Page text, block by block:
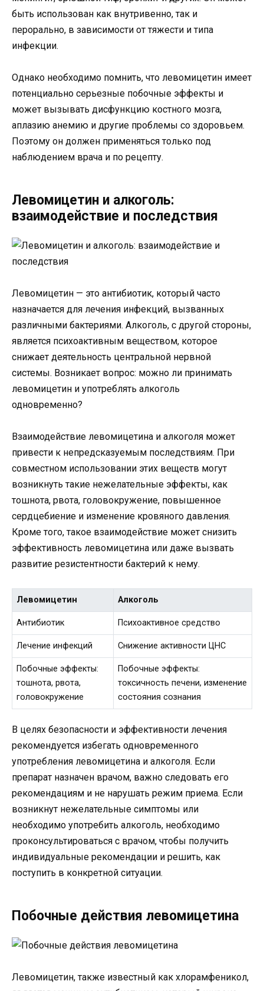
быть использован как внутривенно, так и
перорально, в зависимости от тяжести и типа
инфекции.
Однако необходимо помнить, что левомицетин имеет
потенциально серьезные побочные эффекты и
может вызывать дисфункцию костного мозга,
аплазию анемию и другие проблемы со здоровьем.
Поэтому он должен применяться только под
наблюдением врача и по рецепту.
Левомицетин и алкоголь:
взаимодействие и последствия
Левомицетин — это антибиотик, который часто
назначается для лечения инфекций, вызванных
различными бактериями. Алкоголь, с другой стороны,
является психоактивным веществом, которое
снижает деятельность центральной нервной
системы. Возникает вопрос: можно ли принимать
левомицетин и употреблять алкоголь
одновременно?
Взаимодействие левомицетина и алкоголя может
привести к непредсказуемым последствиям. При
совместном использовании этих веществ могут
возникнуть такие нежелательные эффекты, как
тошнота, рвота, головокружение, повышенное
сердцебиение и изменение кровяного давления.
Кроме того, такое взаимодействие может снизить
эффективность левомицетина или даже вызвать
развитие резистентности бактерий к нему.
Левомицетин Алкоголь
Антибиотик Психоактивное средство
Лечение инфекций Снижение активности ЦНС
Побочные эффекты:
тошнота, рвота,
головокружение
Побочные эффекты:
токсичность печени, изменение
состояния сознания
В целях безопасности и эффективности лечения
рекомендуется избегать одновременного
употребления левомицетина и алкоголя. Если
препарат назначен врачом, важно следовать его
рекомендациям и не нарушать режим приема. Если
возникнут нежелательные симптомы или
необходимо употребить алкоголь, необходимо
проконсультироваться с врачом, чтобы получить
индивидуальные рекомендации и решить, как
поступить в конкретной ситуации.
Побочные действия левомицетина
Левомицетин, также известный как хлорамфеникол,